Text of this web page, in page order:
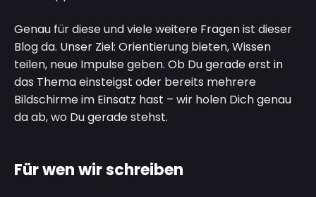
Genau für diese und viele weitere Fragen ist dieser
Blog da. Unser Ziel: Orientierung bieten, Wissen
teilen, neue Impulse geben. Ob Du gerade erst in
das Thema einsteigst oder bereits mehrere
Bildschirme im Einsatz hast – wir holen Dich genau
da ab, wo Du gerade stehst.
Für wen wir schreiben